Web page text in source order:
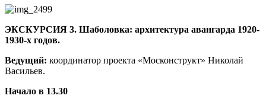
ЭКСКУРСИЯ 3. Шаболовка: архитектура авангарда 1920-
1930-х годов.
Ведущий: координатор проекта «Москонструкт» Николай
Васильев.
Начало в 13.30